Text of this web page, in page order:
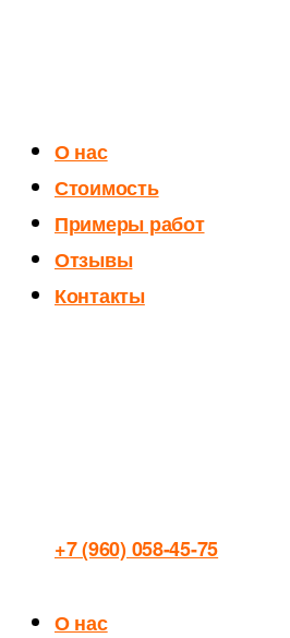
О нас
Стоимость
Примеры работ
Отзывы
Контакты
+7 (960) 058-45-75
О нас